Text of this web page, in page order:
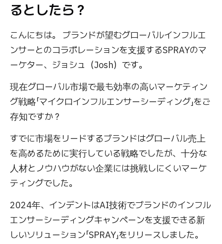
るとしたら？
こんにちは。 ブランドが望むグローバルインフルエ
ンサーとのコラボレーションを支援するSPRAYのマ
ーケター、ジョシュ（Josh）です。
現在グローバル市場で最も効率の高いマーケティン
グ戦略「マイクロインフルエンサーシーディング」をご
存知ですか？
すでに市場をリードするブランドはグローバル売上
を高めるために実行している戦略でしたが、十分な
人材とノウハウがない企業には挑戦しにくいマーケ
ティングでした。
2024年、インデントはAI技術でブランドのインフル
エンサーシーディングキャンペーンを支援できる新
しいソリューション「SPRAY」をリリースしました。